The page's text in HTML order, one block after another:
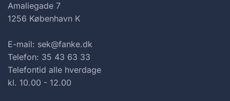
Amaliegade 7
1256 København K
E-mail: sek@fanke.dk
Telefon: 35 43 63 33
Telefontid alle hverdage
kl. 10.00 - 12.00